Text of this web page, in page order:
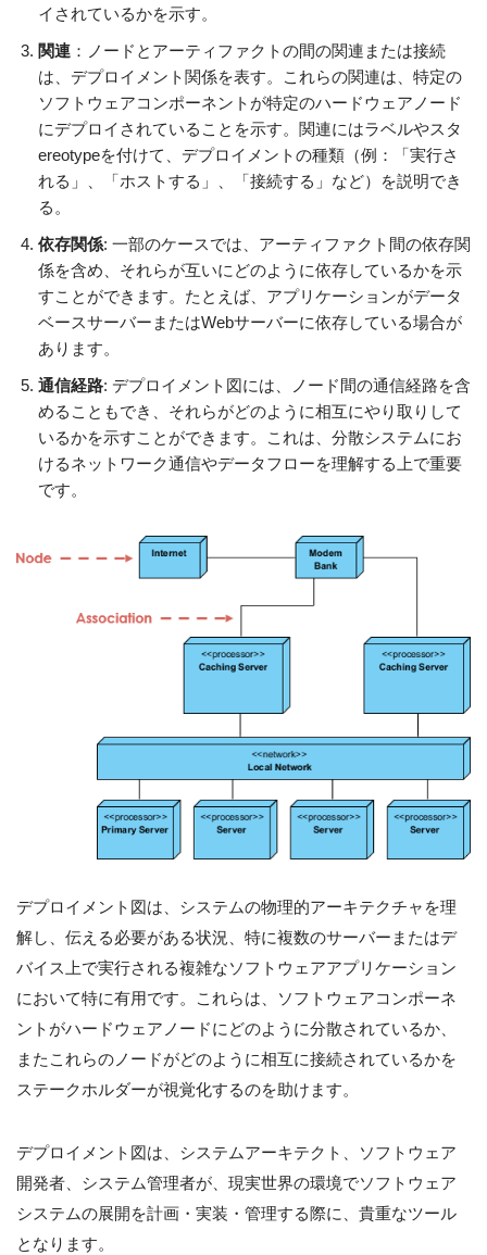
イされているかを示す。
関連 ：ノードとアーティファクトの間の関連または接続
は、デプロイメント関係を表す。これらの関連は、特定の
ソフトウェアコンポーネントが特定のハードウェアノード
にデプロイされていることを示す。関連にはラベルやスタ
ereotypeを付けて、デプロイメントの種類（例：「実行さ
れる」、「ホストする」、「接続する」など）を説明でき
る。
依存関係: 一部のケースでは、アーティファクト間の依存関
係を含め、それらが互いにどのように依存しているかを示
すことができます。たとえば、アプリケーションがデータ
ベースサーバーまたはWebサーバーに依存している場合が
あります。
通信経路: デプロイメント図には、ノード間の通信経路を含
めることもでき、それらがどのように相互にやり取りして
いるかを示すことができます。これは、分散システムにお
けるネットワーク通信やデータフローを理解する上で重要
です。
デプロイメント図は、システムの物理的アーキテクチャを理
解し、伝える必要がある状況、特に複数のサーバーまたはデ
バイス上で実行される複雑なソフトウェアアプリケーション
において特に有用です。これらは、ソフトウェアコンポーネ
ントがハードウェアノードにどのように分散されているか、
またこれらのノードがどのように相互に接続されているかを
ステークホルダーが視覚化するのを助けます。
デプロイメント図は、システムアーキテクト、ソフトウェア
開発者、システム管理者が、現実世界の環境でソフトウェア
システムの展開を計画・実装・管理する際に、貴重なツール
となります。